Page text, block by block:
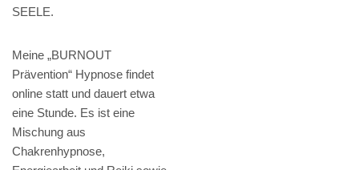
SEELE.
Meine „BURNOUT
Prävention“ Hypnose findet
online statt und dauert etwa
eine Stunde. Es ist eine
Mischung aus
Chakrenhypnose,